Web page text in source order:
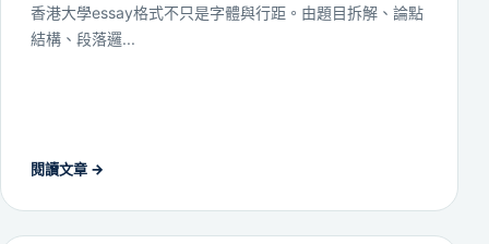
香港大學essay格式不只是字體與行距。由題目拆解、論點
結構、段落邏...
閱讀文章 →